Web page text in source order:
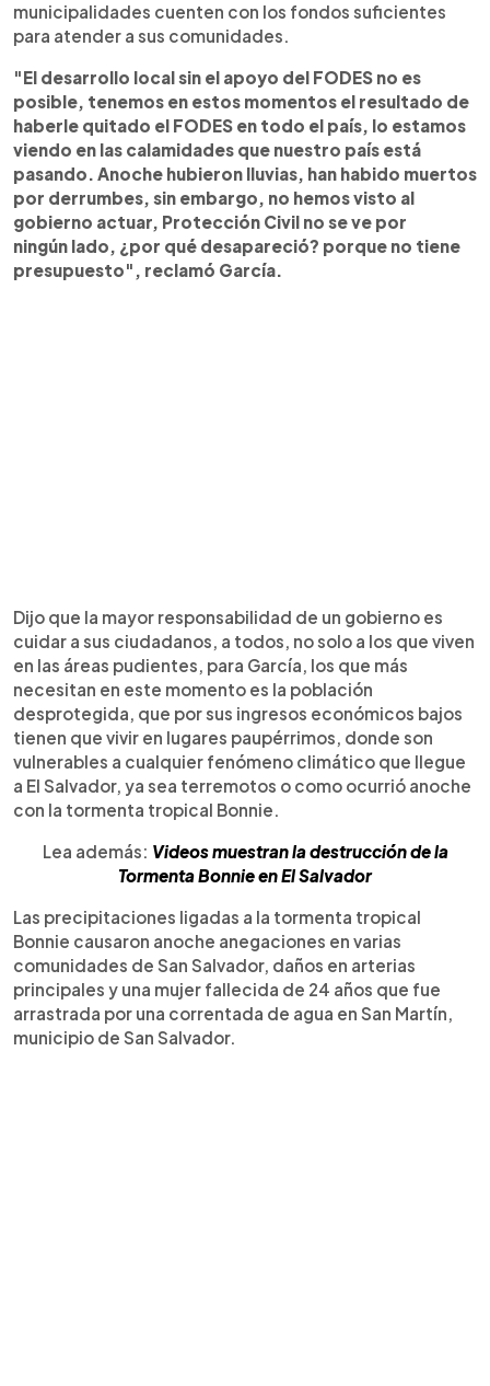
municipalidades cuenten con los fondos suficientes
para atender a sus comunidades.
"El desarrollo local sin el apoyo del FODES no es
posible, tenemos en estos momentos el resultado de
haberle quitado el FODES en todo el país, lo estamos
viendo en las calamidades que nuestro país está
pasando. Anoche hubieron lluvias, han habido muertos
por derrumbes, sin embargo, no hemos visto al
gobierno actuar, Protección Civil no se ve por
ningún lado, ¿por qué desapareció? porque no tiene
presupuesto", reclamó García.
Dijo que la mayor responsabilidad de un gobierno es
cuidar a sus ciudadanos, a todos, no solo a los que viven
en las áreas pudientes, para García, los que más
necesitan en este momento es la población
desprotegida, que por sus ingresos económicos bajos
tienen que vivir en lugares paupérrimos, donde son
vulnerables a cualquier fenómeno climático que llegue
a El Salvador, ya sea terremotos o como ocurrió anoche
con la tormenta tropical Bonnie.
Lea además: Videos muestran la destrucción de la
Tormenta Bonnie en El Salvador
Las precipitaciones ligadas a la tormenta tropical
Bonnie causaron anoche anegaciones en varias
comunidades de San Salvador, daños en arterias
principales y una mujer fallecida de 24 años que fue
arrastrada por una correntada de agua en San Martín,
municipio de San Salvador.